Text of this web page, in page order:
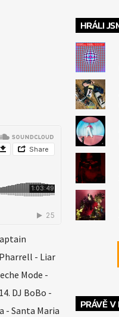
- Liar
Mode -
DJ BoBo -
- Santa Maria
HRÁLI
PRÁVĚ V